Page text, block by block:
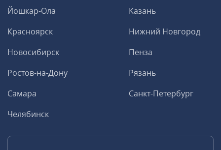
Йошкар-Ола
Казань
Красноярск
Нижний Новгород
Новосибирск
Пенза
Ростов-на-Дону
Рязань
Самара
Санкт-Петербург
Челябинск